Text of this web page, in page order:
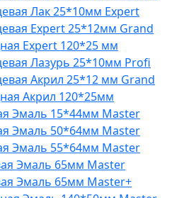
Лак 25*10мм Expert
Expert 25*12мм Grand
Expert 120*25 мм
Лазурь 25*10мм Profi
Акрил 25*12 мм Grand
Акрил 120*25мм
Эмаль 15*44мм Master
Эмаль 50*64мм Master
Эмаль 55*64мм Master
Эмаль 65мм Master
Эмаль 65мм Master+